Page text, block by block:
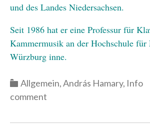
und des Landes Niedersachsen.
Seit 1986 hat er eine Professur für
Kammermusik an der Hochschule
Würzburg inne.
Categories
Allgemein,András Hamary, Info
comment